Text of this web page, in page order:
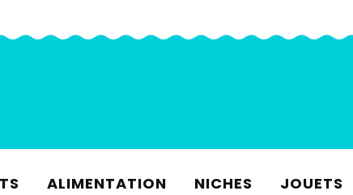
ALIMENTATION NICHES JOUETS